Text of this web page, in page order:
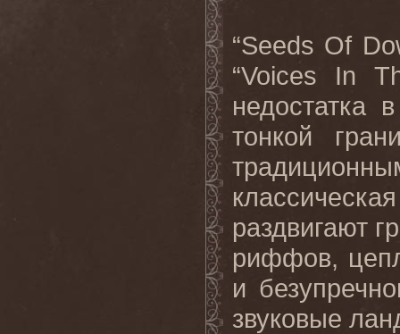
“Seeds Of
“Voices In
недостатка
тонкой
раздвигают
риффов,
и
звуковые